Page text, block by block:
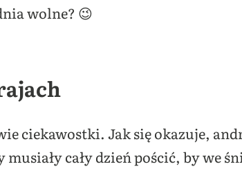
wolne? 😉
ciekawostki. Jak się okazuje,
musiały cały dzień pościć, by we